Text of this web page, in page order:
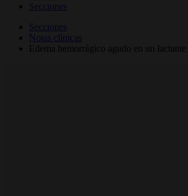
Secciones
Secciones
Notas clínicas
Edema hemorrágico agudo en un lactante